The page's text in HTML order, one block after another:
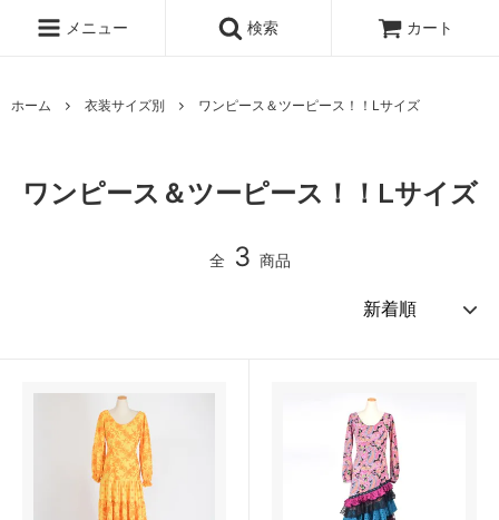
メニュー 検索 カート
ホーム 衣装サイズ別 ワンピース＆ツーピース！！Lサイズ
ワンピース＆ツーピース！！Lサイズ
全 3 商品